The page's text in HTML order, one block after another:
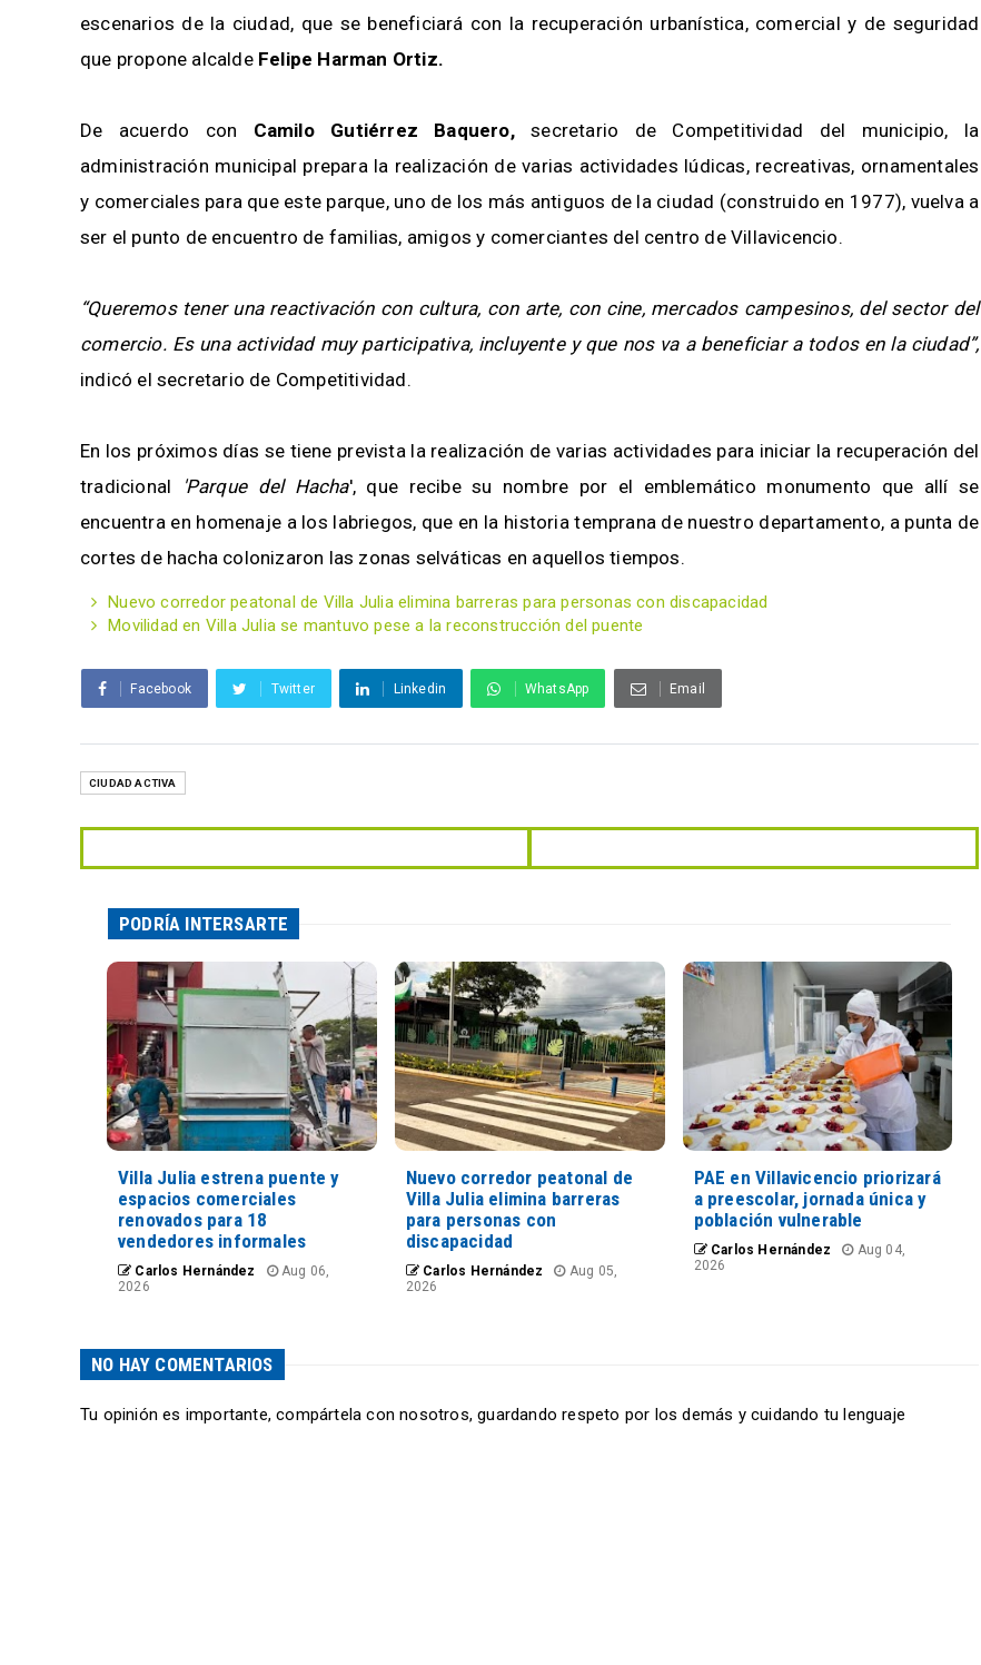
escenarios de la ciudad, que se beneficiará con la recuperación urbanística, comercial y de seguridad
que propone alcalde Felipe Harman Ortiz.
De acuerdo con Camilo Gutiérrez Baquero,secretario de Competitividad del municipio, la
administración municipal prepara la realización de varias actividades lúdicas, recreativas, ornamentales
y comerciales para que este parque, uno de los más antiguos de la ciudad (construido en 1977), vuelva a
ser el punto de encuentro de familias, amigos y comerciantes del centro de Villavicencio.
“Queremos tener una reactivación con cultura, con arte, con cine, mercados campesinos, del sector del
comercio. Es una actividad muy participativa, incluyente y que nos va a beneficiar a todos en la ciudad”,
indicó el secretario de Competitividad.
En los próximos días se tiene prevista la realización de varias actividades para iniciar la recuperación del
tradicional
'Parque del Hacha', que recibe su nombre por el emblemático monumento que allí se
encuentra en homenaje a los labriegos, que en la historia temprana de nuestro departamento, a punta de
cortes de hacha colonizaron las zonas selváticas en aquellos tiempos.
Nuevo corredor peatonal de Villa Julia elimina barreras para personas con discapacidad
Movilidad en Villa Julia se mantuvo pese a la reconstrucción del puente
Facebook Twitter Linkedin WhatsApp Email
CIUDAD ACTIVA
PODRÍA INTERSARTE
Villa Julia estrena puente y
espacios comerciales
renovados para 18
vendedores informales
Carlos Hernández
Aug 06,
2026
Nuevo corredor peatonal de
Villa Julia elimina barreras
para personas con
discapacidad
Carlos Hernández
Aug 05,
2026
PAE en Villavicencio priorizará
a preescolar, jornada única y
población vulnerable
Carlos Hernández
Aug 04,
2026
NO HAY COMENTARIOS
Tu opinión es importante, compártela con nosotros, guardando respeto por los demás y cuidando tu lenguaje